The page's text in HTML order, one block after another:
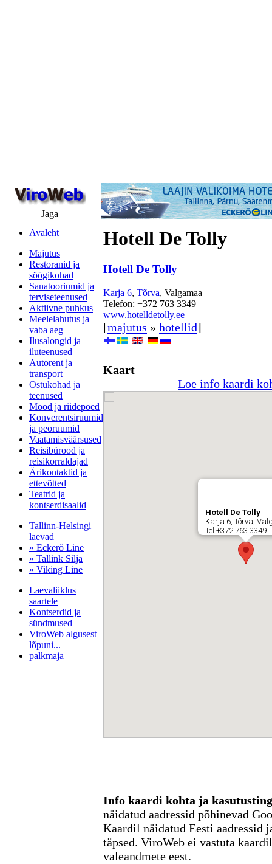
Jaga
Avaleht
Majutus
Restoranid ja
söögikohad
Sanatooriumid ja
terviseteenused
Aktiivne puhkus
Meelelahutus ja
vaba aeg
Ilusalongid ja
iluteenused
Autorent ja
transport
Ostukohad ja
teenused
Mood ja riidepoed
Konverentsiruumid
ja peoruumid
Vaatamisväärsused
Reisibürood ja
reisikorraldajad
Ärikontaktid ja
ettevõtted
Teatrid ja
kontserdisaalid
Tallinn-Helsingi
laevad
» Eckerö Line
» Tallink Silja
» Viking Line
Laevaliiklus
saartele
Kontserdid ja
sündmused
ViroWeb algusest
lõpuni...
palkmaja
Hotell De Tolly
Hotell De Tolly
Karja 6, Tõrva, Valgamaa
Telefon: +372 763 3349
www.hotelldetolly.ee
[majutus » hotellid]
Kaart
Loe info kaardi
Hotell De Tolly
Karja 6, Tõrva,
Tel +372 763 3349
Info kaardi kohta ja
näidatud aadressid põhinevad
Kaardil näidatud Eesti aadressid
täpsed. ViroWeb ei vastuta
valeandmete eest.